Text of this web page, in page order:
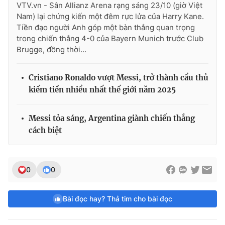
VTV.vn - Sân Allianz Arena rạng sáng 23/10 (giờ Việt
Nam) lại chứng kiến một đêm rực lửa của Harry Kane.
Tiền đạo người Anh góp một bàn thắng quan trọng
trong chiến thắng 4-0 của Bayern Munich trước Club
Brugge, đồng thời...
Cristiano Ronaldo vượt Messi, trở thành cầu thủ
kiếm tiền nhiều nhất thế giới năm 2025
Messi tỏa sáng, Argentina giành chiến thắng
cách biệt
0 0
Bài đọc hay? Thả tim cho bài đọc